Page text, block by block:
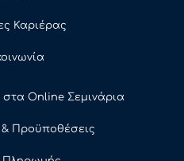
Καριέρας
Online Σεμινάρια
Προϋποθέσεις